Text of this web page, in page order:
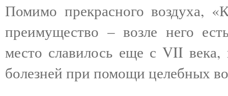
Помимо прекрасного воздуха,
преимущество – возле него
место славилось еще с VII века,
болезней при помощи целебных